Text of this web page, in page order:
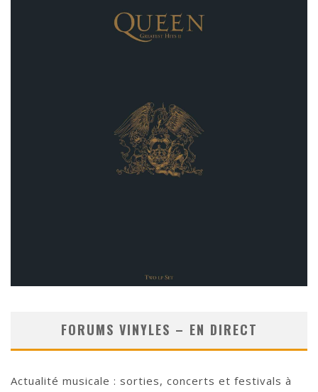
FORUMS VINYLES – EN DIRECT
Actualité musicale : sorties, concerts et festivals à